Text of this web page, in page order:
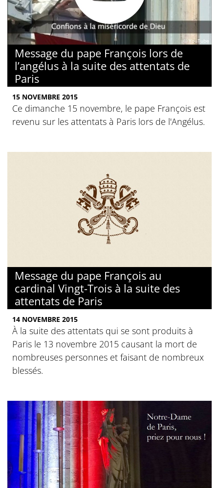
© YouTube
Message du pape François lors de
l’angélus à la suite des attentats de
Paris
15 NOVEMBRE 2015
Ce dimanche 15 novembre, le pape François est
revenu sur les attentats à Paris lors de l'Angélus.
Message du pape François au
cardinal Vingt-Trois à la suite des
attentats de Paris
14 NOVEMBRE 2015
À la suite des attentats qui se sont produits à
Paris le 13 novembre 2015 causant la mort de
nombreuses personnes et faisant de nombreux
blessés.